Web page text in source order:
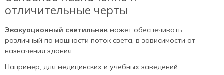
отличительные черты
Эвакуационный светильник может обеспечивать
различный по мощности поток света, в зависимости от
назначения здания.
Например, для медицинских и учебных заведений